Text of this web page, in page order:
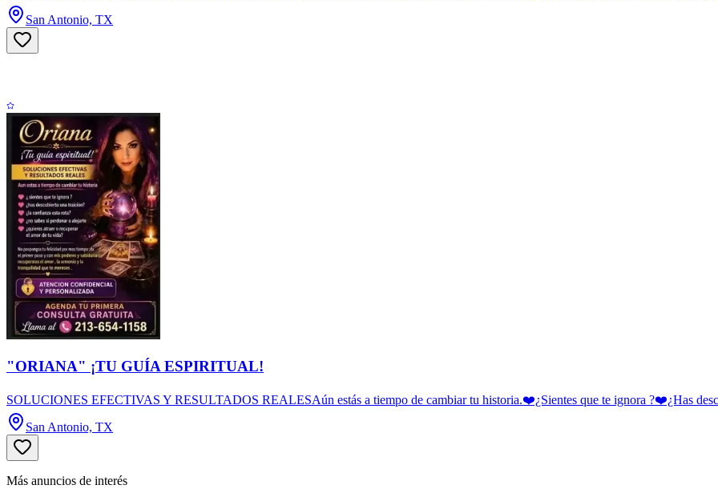
San Antonio, TX
"ORIANA" ¡TU GUÍA ESPIRITUAL!
SOLUCIONES EFECTIVAS Y RESULTADOS REALESAún estás a tiempo de cambiar tu historia.❤️¿Sientes que te ignora ?❤️¿Has
San Antonio, TX
Más anuncios de interés